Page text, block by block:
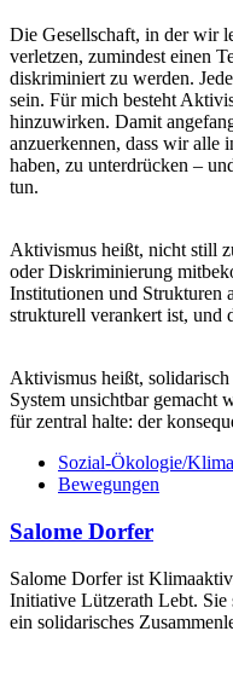
Die Gesellschaft, in der wir
verletzen, zumindest einen
diskriminiert zu werden.
sein. Für mich besteht
hinzuwirken. Damit
anzuerkennen, dass wir alle
haben, zu unterdrücken –
tun.
Aktivismus heißt, nicht still
oder Diskriminierung
Institutionen und Strukturen
strukturell verankert ist, und
Aktivismus heißt,
System unsichtbar gemacht
für zentral halte: der
Sozial-Ökologie/Klima
Bewegungen
Salome Dorfer
Salome Dorfer ist
Initiative Lützerath Lebt.
ein solidarisches